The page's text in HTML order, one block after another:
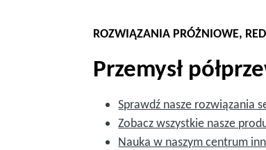
ROZWIĄZANIA PRÓŻNIOWE,
Przemysł
Sprawdź nasze rozwiązania
Zobacz wszystkie nasze
Nauka w naszym centrum